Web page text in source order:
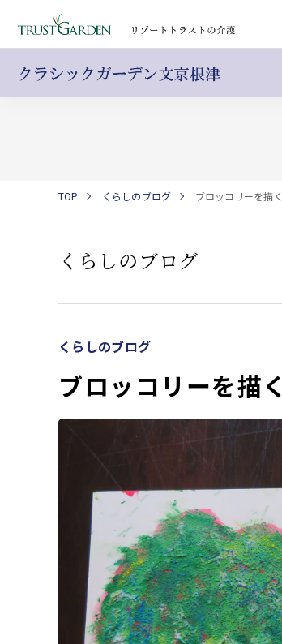
TOP くらしのブログ ブロッコリーを描く
くらしのブログ
くらしのブログ
ブロッコリーを描く